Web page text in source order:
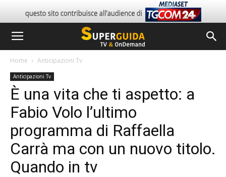
Home Anticipazioni Tv
Anticipazioni Tv
È una vita che ti aspetto: a
Fabio Volo l’ultimo
programma di Raffaella
Carrà ma con un nuovo titolo.
Quando in tv